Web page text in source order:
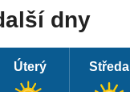
dny
Úterý Středa